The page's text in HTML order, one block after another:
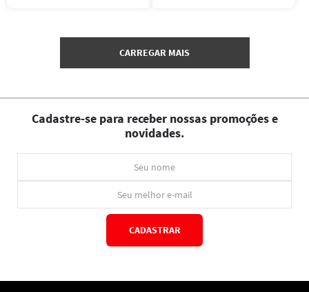
Cadastre-se para receber nossas promoções e
novidades.
CADASTRAR